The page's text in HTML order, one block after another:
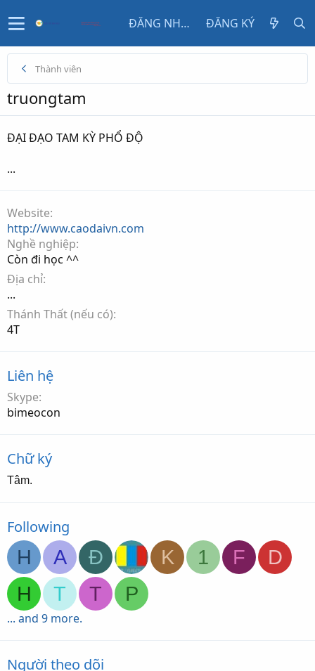
ĐĂNG NHẬP ĐĂNG KÝ
Thành viên
truongtam
ĐẠI ĐẠO TAM KỲ PHỔ ĐỘ
...
Website
http://www.caodaivn.com
Nghề nghiệp
Còn đi học ^^
Địa chỉ
...
Thánh Thất (nếu có)
4T
Liên hệ
Skype
bimeocon
Chữ ký
Tâm.
Following
H A Đ K 1 F
D
H
T T P
... and 9 more.
Người theo dõi